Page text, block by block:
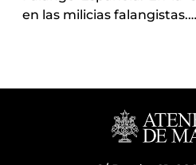
en las milicias falangistas.…